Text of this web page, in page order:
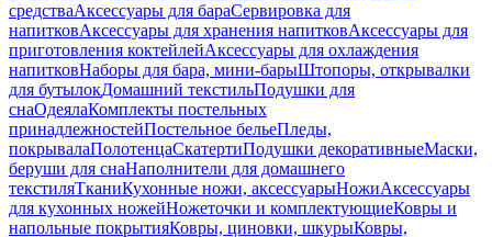
средстваАксессуары для бараСервировка для
напитковАксессуары для хранения напитковАксессуары для
приготовления коктейлейАксессуары для охлаждения
напитковНаборы для бара, мини-барыШтопоры, открывалки
для бутылокДомашний текстильПодушки для
снаОдеялаКомплекты постельных
принадлежностейПостельное бельеПледы,
покрывалаПолотенцаСкатертиПодушки декоративныеМаски,
беруши для снаНаполнители для домашнего
текстиляТканиКухонные ножи, аксессуарыНожиАксессуары
для кухонных ножейНожеточки и комплектующиеКовры и
напольные покрытияКовры, циновки, шкурыКовры,